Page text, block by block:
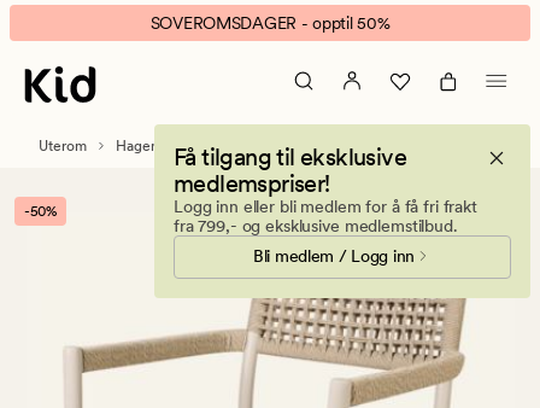
Velia
hagestol
beige
banner.
Klikk
ESCAPE
pause.
SOVEROMSDAGER - opptil 50%
Få tilgang til eksklusive
medlemspriser!
Logg inn eller bli medlem for å få fri frakt
fra 799,- og eksklusive medlemstilbud.
Bli medlem / Logg inn
Uterom Hagemøbler Hagestoler
-50%